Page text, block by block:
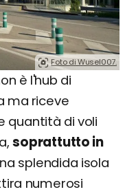
Foto di Wusel007.
è l'hub di
ma riceve
quantità di voli
soprattutto in
splendida isola
numerosi